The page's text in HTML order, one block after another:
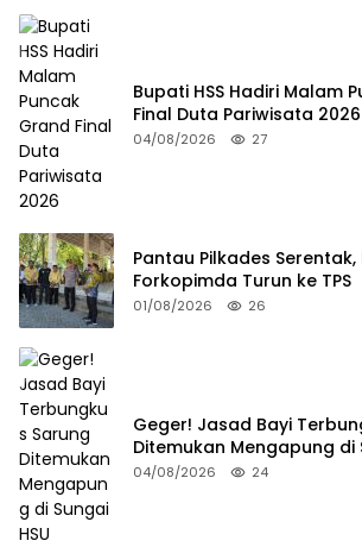
Bupati HSS Hadiri Malam
Final Duta Pariwisata 2026
04/08/2026 27
Pantau Pilkades
Forkopimda Turun ke TPS
01/08/2026 26
Geger! Jasad Bayi
Ditemukan Mengapung di
04/08/2026 24